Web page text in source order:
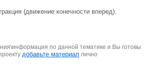
(движение конечности вперед).
по данной тематике и Вы готовы
добавьте материал лично